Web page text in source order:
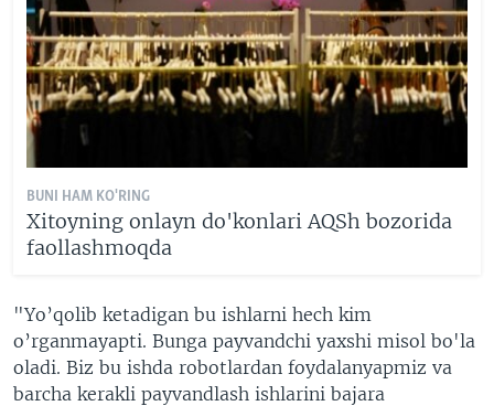
BUNI HAM KO'RING
Xitoyning onlayn do'konlari AQSh bozorida
faollashmoqda
"Yo’qolib ketadigan bu ishlarni hech kim
o’rganmayapti. Bunga payvandchi yaxshi misol bo'la
oladi. Biz bu ishda robotlardan foydalanyapmiz va
barcha kerakli payvandlash ishlarini bajara